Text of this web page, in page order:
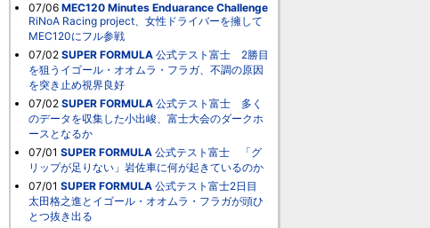
07/06 MEC120 Minutes Enduarance Challenge
RiNoA Racing project、女性ドライバーを擁して
MEC120にフル参戦
07/02 SUPER FORMULA 公式テスト富士 2勝目
を狙うイゴール・オオムラ・フラガ、不調の原因
を突き止め視界良好
07/02 SUPER FORMULA 公式テスト富士 多く
のデータを収集した小出峻、富士大会のダークホ
ースとなるか
07/01 SUPER FORMULA 公式テスト富士 「グ
リップが足りない」岩佐車に何が起きているのか
07/01 SUPER FORMULA 公式テスト富士2日目
太田格之進とイゴール・オオムラ・フラガが頭ひ
とつ抜き出る